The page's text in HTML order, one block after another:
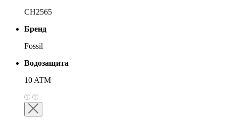
CH2565
Бренд
Fossil
Водозащита
10 ATM